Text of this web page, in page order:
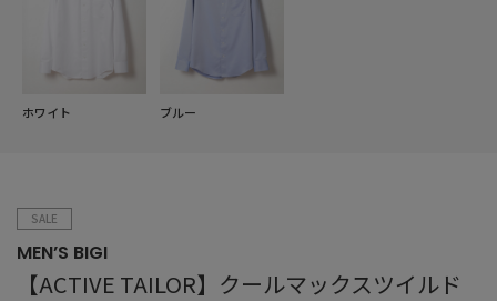
ホワイト ブルー
SALE
MEN’S BIGI
【ACTIVE TAILOR】クールマックスツイルド